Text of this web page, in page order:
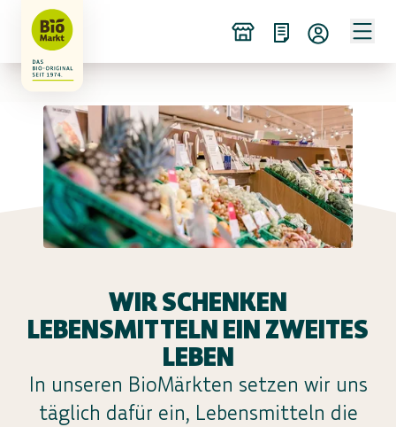
WIR SCHENKEN
LEBENSMITTELN EIN ZWEITES
LEBEN
In unseren BioMärkten setzen wir uns
täglich dafür ein, Lebensmitteln die